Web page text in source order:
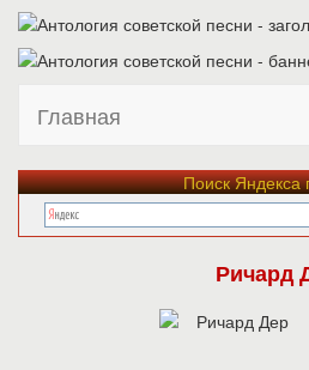
Главная
Поиск Яндекса
Ричард